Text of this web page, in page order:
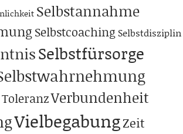
Selbstannahme
Selbstcoaching Selbstdisziplin
Selbstfürsorge
ToleranzVerbundenheit
VielbegabungZeit